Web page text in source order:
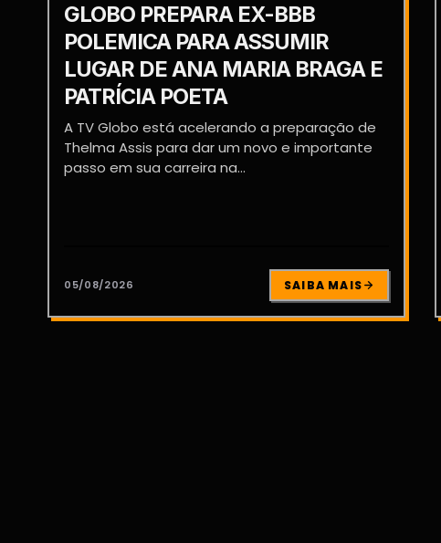
GLOBO PREPARA EX-BBB
POLEMICA PARA ASSUMIR
LUGAR DE ANA MARIA BRAGA E
PATRÍCIA POETA
A TV Globo está acelerando a preparação de
Thelma Assis para dar um novo e importante
passo em sua carreira na...
05/08/2026 SAIBA MAIS